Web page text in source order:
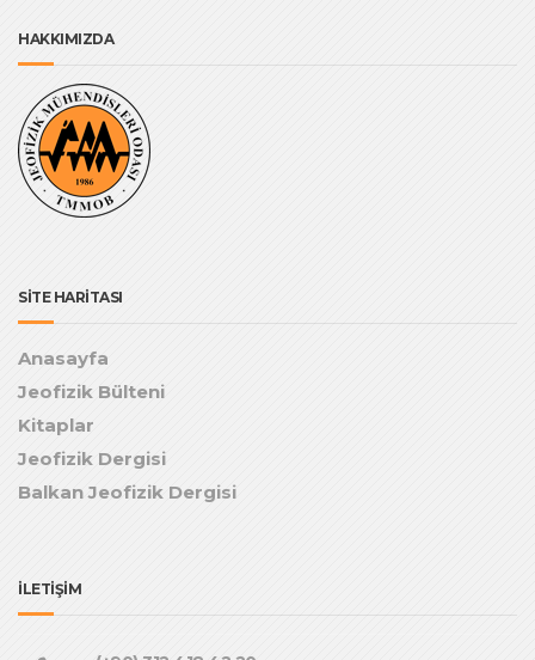
HAKKIMIZDA
SİTE HARİTASI
Anasayfa
Jeofizik Bülteni
Kitaplar
Jeofizik Dergisi
Balkan Jeofizik Dergisi
İLETİŞİM